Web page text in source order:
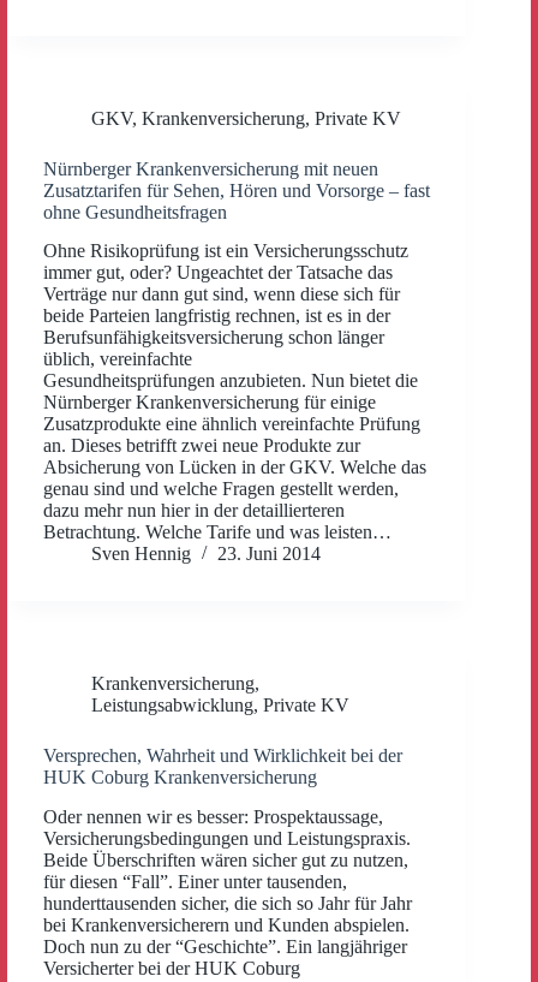
GKV, Krankenversicherung, Private KV
Nürnberger Krankenversicherung mit neuen
Zusatztarifen für Sehen, Hören und Vorsorge – fast
ohne Gesundheitsfragen
Ohne Risikoprüfung ist ein Versicherungsschutz
immer gut, oder? Ungeachtet der Tatsache das
Verträge nur dann gut sind, wenn diese sich für
beide Parteien langfristig rechnen, ist es in der
Berufsunfähigkeitsversicherung schon länger
üblich, vereinfachte
Gesundheitsprüfungen anzubieten. Nun bietet die
Nürnberger Krankenversicherung für einige
Zusatzprodukte eine ähnlich vereinfachte Prüfung
an. Dieses betrifft zwei neue Produkte zur
Absicherung von Lücken in der GKV. Welche das
genau sind und welche Fragen gestellt werden,
dazu mehr nun hier in der detaillierteren
Betrachtung. Welche Tarife und was leisten…
Sven Hennig
23. Juni 2014
Krankenversicherung,
Leistungsabwicklung, Private KV
Versprechen, Wahrheit und Wirklichkeit bei der
HUK Coburg Krankenversicherung
Oder nennen wir es besser: Prospektaussage,
Versicherungsbedingungen und Leistungspraxis.
Beide Überschriften wären sicher gut zu nutzen,
für diesen “Fall”. Einer unter tausenden,
hunderttausenden sicher, die sich so Jahr für Jahr
bei Krankenversicherern und Kunden abspielen.
Doch nun zu der “Geschichte”. Ein langjähriger
Versicherter bei der HUK Coburg